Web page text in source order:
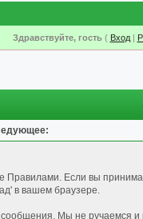
Здравствуйте, гость( Вход|
Правилами. Если вы
в вашем браузере.
Мы не ручаемся